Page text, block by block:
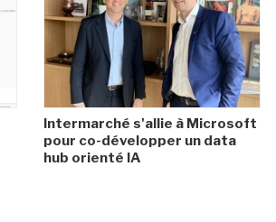
Intermarché s'allie à Microsoft
pour co-développer un data
hub orienté IA